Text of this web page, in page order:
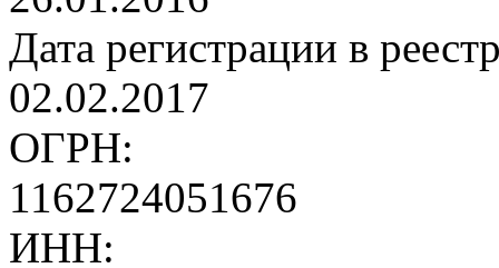
Дата регистрации в
02.02.2017
ОГРН:
1162724051676
ИНН: